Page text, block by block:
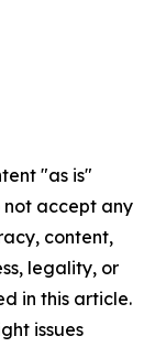
"as is"
accept any
content,
legality, or
in this article.
issues